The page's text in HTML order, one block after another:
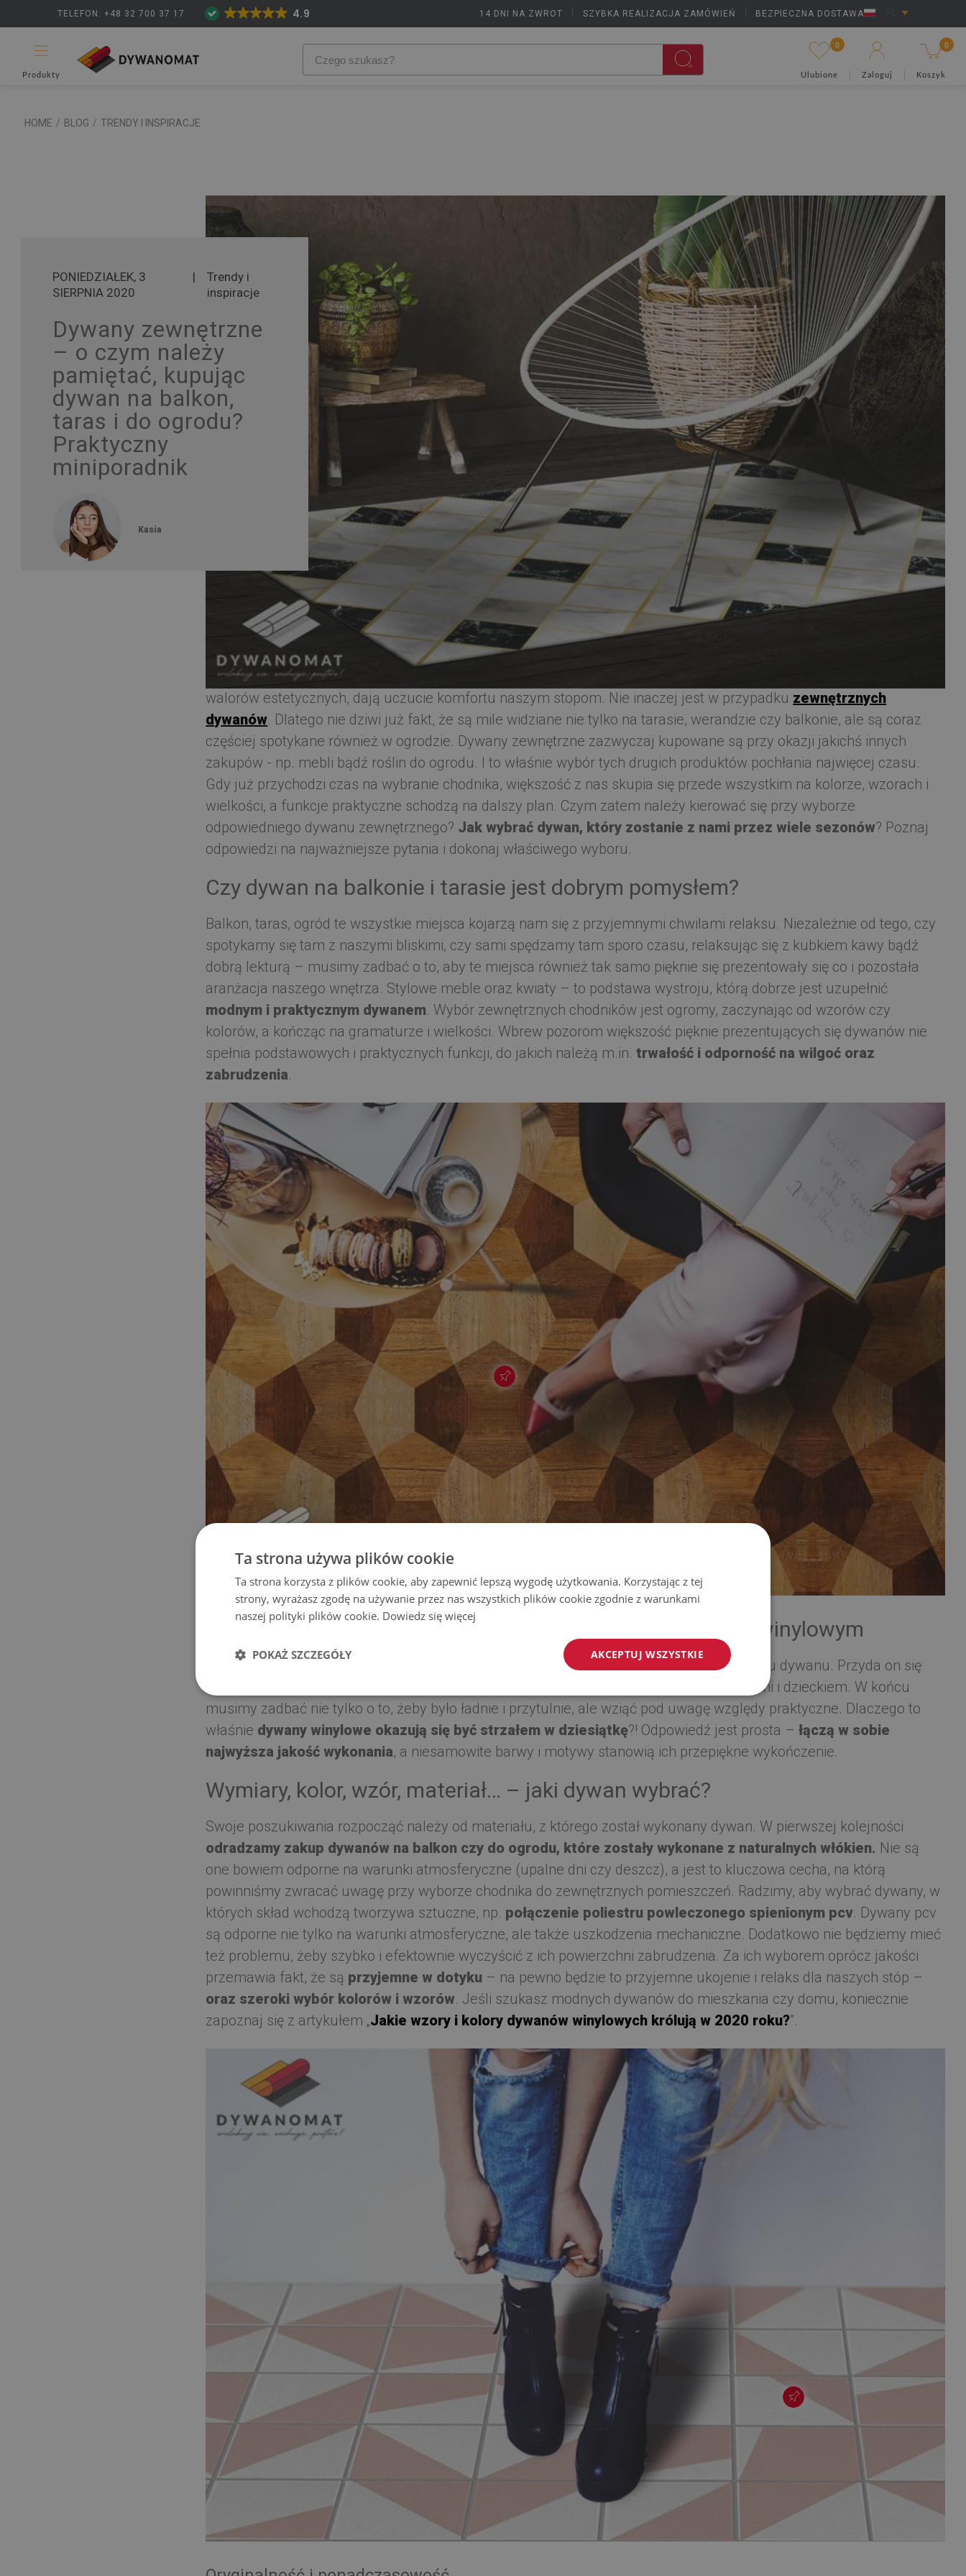
TELEFON: +48 32 700 37 17 14 DNI NA ZWROT SZYBKA REALIZACJA ZAMÓWIEŃ BEZPIECZNA DOSTAWA
4.9
Produkty
0
Ulubione Zaloguj
0
Koszyk
HOME / BLOG / TRENDY I INSPIRACJE
PONIEDZIAŁEK, 3
SIERPNIA 2020
|
Trendy i
inspiracje
Dywany zewnętrzne
– o czym należy
pamiętać, kupując
dywan na balkon,
taras i do ogrodu?
Praktyczny
miniporadnik
Kasia
Piękne i oryginalne dywany
walorów estetycznych, dają uczucie komfortu naszym stopom. Nie inaczej jest w przypadku zewnętrznych
dywanów. Dlatego nie dziwi już fakt, że są mile widziane nie tylko na tarasie, werandzie czy balkonie, ale są coraz
częściej spotykane również w ogrodzie. Dywany zewnętrzne zazwyczaj kupowane są przy okazji jakichś innych
zakupów - np. mebli bądź roślin do ogrodu. I to właśnie wybór tych drugich produktów pochłania najwięcej czasu.
Gdy już przychodzi czas na wybranie chodnika, większość z nas skupia się przede wszystkim na kolorze, wzorach i
wielkości, a funkcje praktyczne schodzą na dalszy plan. Czym zatem należy kierować się przy wyborze
odpowiedniego dywanu zewnętrznego? Jak wybrać dywan, który zostanie z nami przez wiele sezonów? Poznaj
odpowiedzi na najważniejsze pytania i dokonaj właściwego wyboru.
Czy dywan na balkonie i tarasie jest dobrym pomysłem?
Balkon, taras, ogród te wszystkie miejsca kojarzą nam się z przyjemnymi chwilami relaksu. Niezależnie od tego, czy
spotykamy się tam z naszymi bliskimi, czy sami spędzamy tam sporo czasu, relaksując się z kubkiem kawy bądź
dobrą lekturą – musimy zadbać o to, aby te miejsca również tak samo pięknie się prezentowały się co i pozostała
aranżacja naszego wnętrza. Stylowe meble oraz kwiaty – to podstawa wystroju, którą dobrze jest uzupełnić
modnym i praktycznym dywanem. Wybór zewnętrznych chodników jest ogromy, zaczynając od wzorów czy
kolorów, a kończąc na gramaturze i wielkości. Wbrew pozorom większość pięknie prezentujących się dywanów nie
spełnia podstawowych i praktycznych funkcji, do jakich należą m.in.trwałość i odporność na wilgoć oraz
zabrudzenia.
Udekoruj swój taras stylowym i funkcjonalnych dywanem winylowym
Brzydka podłoga i betonowe płyty na balkonie czy tarasie to najczęstszy impuls do zakupu dywanu. Przyda on się
także w sytuacji, gdy spędzamy sporo czasu na świeżym powietrzu z naszymi znajomymi i dzieckiem. W końcu
musimy zadbać nie tylko o to, żeby było ładnie i przytulnie, ale wziąć pod uwagę względy praktyczne. Dlaczego to
właśnie dywany winylowe okazują się być strzałem w dziesiątkę?! Odpowiedź jest prosta – łączą w sobie
najwyższa jakość wykonania, a niesamowite barwy i motywy stanowią ich przepiękne wykończenie.
Wymiary, kolor, wzór, materiał… – jaki dywan wybrać?
Swoje poszukiwania rozpocząć należy od materiału, z którego został wykonany dywan. W pierwszej kolejności
odradzamy zakup dywanów na balkon czy do ogrodu, które zostały wykonane z naturalnych włókien. Nie są
one bowiem odporne na warunki atmosferyczne (upalne dni czy deszcz), a jest to kluczowa cecha, na którą
powinniśmy zwracać uwagę przy wyborze chodnika do zewnętrznych pomieszczeń. Radzimy, aby wybrać dywany, w
których skład wchodzą tworzywa sztuczne, np. połączenie poliestru powleczonego spienionym pcv. Dywany pcv
są odporne nie tylko na warunki atmosferyczne, ale także uszkodzenia mechaniczne. Dodatkowo nie będziemy mieć
też problemu, żeby szybko i efektownie wyczyścić z ich powierzchni zabrudzenia. Za ich wyborem oprócz jakości
przemawia fakt, że są przyjemne w dotyku – na pewno będzie to przyjemne ukojenie i relaks dla naszych stóp –
oraz szeroki wybór kolorów i wzorów. Jeśli szukasz modnych dywanów do mieszkania czy domu, koniecznie
zapoznaj się z artykułem „Jakie wzory i kolory dywanów winylowych królują w 2020 roku?”.
Ta strona używa plików cookie
Ta strona korzysta z plików cookie, aby zapewnić lepszą wygodę użytkowania. Korzystając z tej
strony, wyrażasz zgodę na używanie przez nas wszystkich plików cookie zgodnie z warunkami
naszej polityki plików cookie. Dowiedz się więcej
AKCEPTUJ WSZYSTKIE
POKAŻ SZCZEGÓŁY